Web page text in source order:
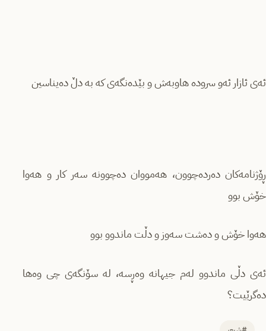
ئەی ئازار ئەو سرودە هاوبەش و بێدەنگەی کە بە دڵ دەیناسین
ڕۆژنامەکان دەردەچوون، هەمووان دەچوونە سەر کار و هەوا
خۆش بوو
هەوا خۆش و دەشت سەوز و دڵت ماندوو بوو
ئەی دڵی ماندوو لەم جیهانە وەڕسە، لە سۆنگەی چی وەها
دەگرێیت؟